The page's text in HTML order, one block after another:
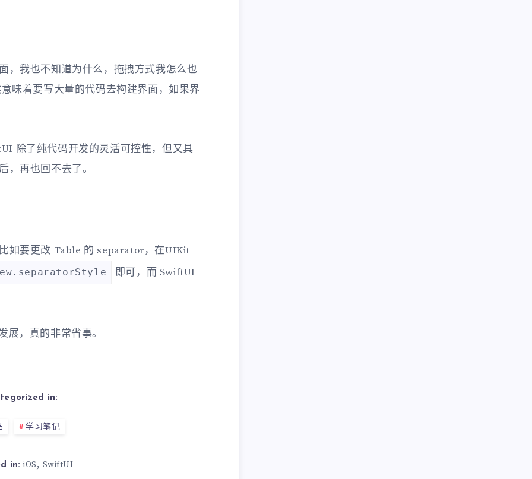
，我也不知道为什么，拖拽方式我怎么也
味着要写大量的代码去构建界面，如果界
除了纯代码开发的灵活可控性，但又具
，再也回不去了。
如要更改 Table 的 separator，在UIKit
即可，而 SwiftUI
，真的非常省事。
in:
学习笔记
in: iOS, SwiftUI